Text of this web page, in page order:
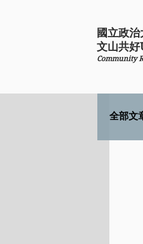
國立政
文山共好
Community
全部文